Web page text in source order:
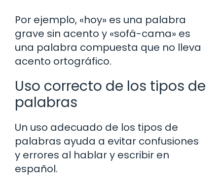
Por ejemplo, «hoy» es una palabra
grave sin acento y «sofá-cama» es
una palabra compuesta que no lleva
acento ortográfico.
Uso correcto de los tipos de
palabras
Un uso adecuado de los tipos de
palabras ayuda a evitar confusiones
y errores al hablar y escribir en
español.